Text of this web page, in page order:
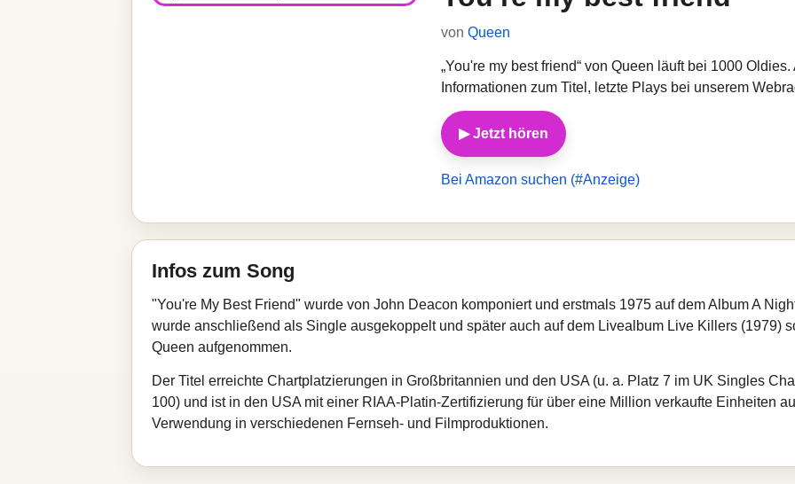
von Queen
„You're my best friend“ von Queen läuft bei 1000
Informationen zum Titel, letzte Plays bei unserem
▶ Jetzt hören
Bei Amazon suchen (#Anzeige)
Infos zum Song
"You're My Best Friend" wurde von John Deacon komponiert und erstmals 1975 auf dem Album A
wurde anschließend als Single ausgekoppelt und später auch auf dem Livealbum Live Killers (1979)
Queen aufgenommen.
Der Titel erreichte Chartplatzierungen in Großbritannien und den USA (u. a. Platz 7 im UK Singles
100) und ist in den USA mit einer RIAA-Platin-Zertifizierung für über eine Million verkaufte Einheiten
Verwendung in verschiedenen Fernseh- und Filmproduktionen.